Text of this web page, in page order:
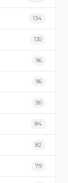
134
130
96
96
90
84
82
79